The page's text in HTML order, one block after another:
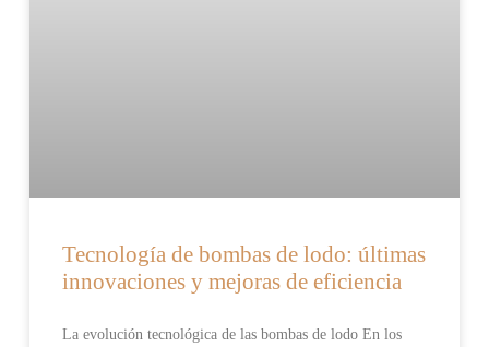
Tecnología de bombas de lodo: últimas
innovaciones y mejoras de eficiencia
La evolución tecnológica de las bombas de lodo En los